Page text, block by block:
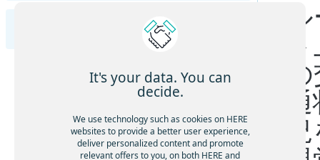
地図の使用を開始する
マップビューを調整する
地図を操作する
マップアイテムを追加する
Android検索
検索機能とジオコーディング機能
ルート検索を開始する
UIビルディングブロックを追加する
Androidトラフィック
交通情報の使用を開始する
Androidポジショニング
スコープを設定して複数のアプリを区別する
UIコンポーネント
地図とサービス
Androidの例とチュートリアル
HERE SDKを統合する
Androidの開発のヒント
開発者ガイド：HERE SDK for iOS
ライセンスの説明
最小要件
カバレージ情報
スコープを設定して複数のアプリを区別する
コンポーネント
iOSの地図
It's your data. You can
decide.
We use technology such as cookies on HERE
websites to provide a better user experience,
deliver personalized content and promote
relevant offers to you, on both HERE and